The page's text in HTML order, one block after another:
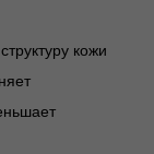
кожи